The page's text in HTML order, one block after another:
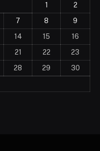
1
2
7 8
9
14 15
16
21 22
23
28 29
30